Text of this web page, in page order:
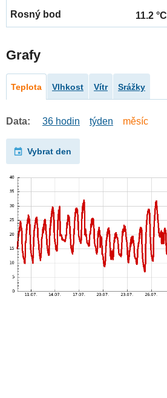
11.2 °C
Grafy
Teplota Vlhkost Vítr Srážky
Data: 36 hodin týden měsíc
Vybrat den